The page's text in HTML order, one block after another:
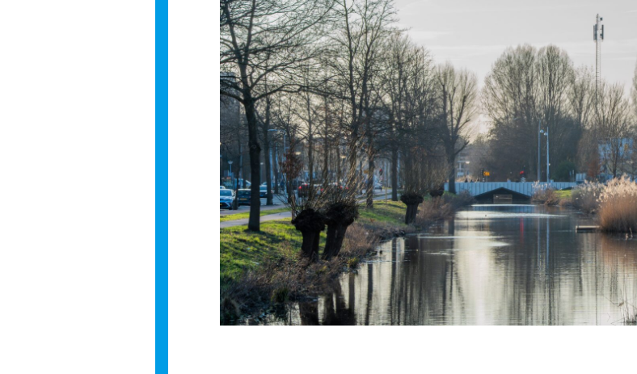
Meld je aan voor onze
Blijf moeiteloos op de hoogte van al het reilen en zeilen rond
Amsterdam. Meld je aan voor onze updates en je mist geen
E-mailadres
Hoe vaak wil je van ons horen:
Bij elk nieuw artikel